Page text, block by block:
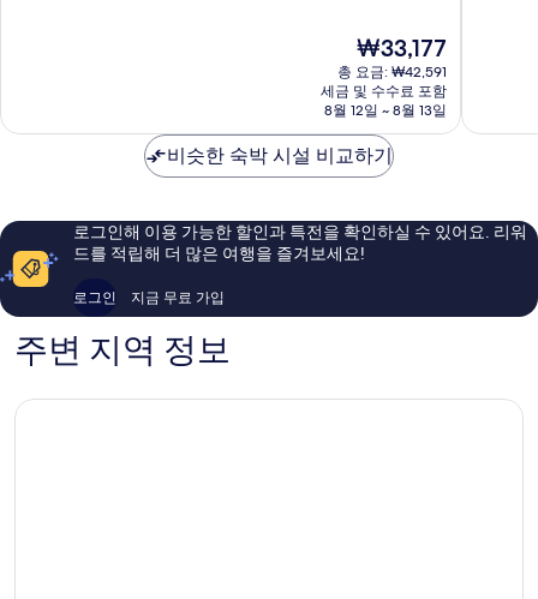
륭
용
후
기
320
개
현
재
요
금
₩33,177
₩33,177
총 요금: ₩42,591
세금 및 수수료 포함
8월 12일 ~ 8월 13일
든
앵
글
아
후
비슷한 숙박 시설 비교하기
로그인해 이용 가능한 할인과 특전을 확인하실 수 있어요. 리워
드를 적립해 더 많은 여행을 즐겨보세요!
로그인 지금 무료 가입
주변 지역 정보